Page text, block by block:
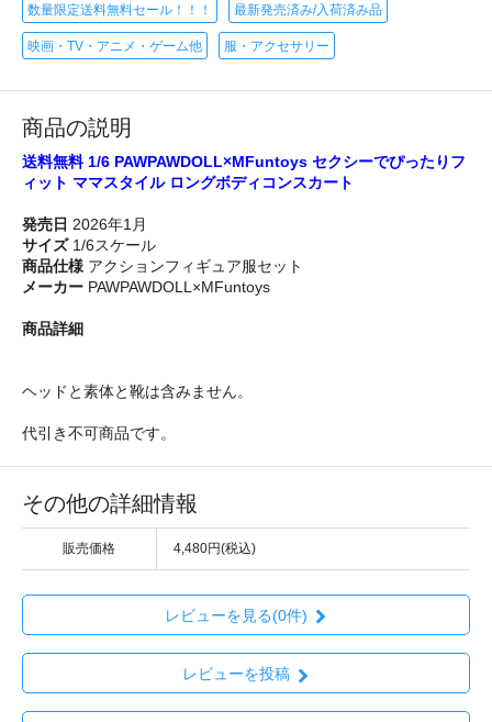
数量限定送料無料セール！！！ 最新発売済み/入荷済み品
映画・TV・アニメ・ゲーム他 服・アクセサリー
商品の説明
送料無料 1/6 PAWPAWDOLL×MFuntoys セクシーでぴったりフ
ィット ママスタイル ロングボディコンスカート
発売日 2026年1月
サイズ1/6スケール
商品仕様 アクションフィギュア服セット
メーカー PAWPAWDOLL×MFuntoys
商品詳細
ヘッドと素体と靴は含みません。
代引き不可商品です。
その他の詳細情報
販売価格 4,480円(税込)
レビューを見る(0件)
レビューを投稿